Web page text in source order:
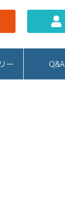
ー Q&A